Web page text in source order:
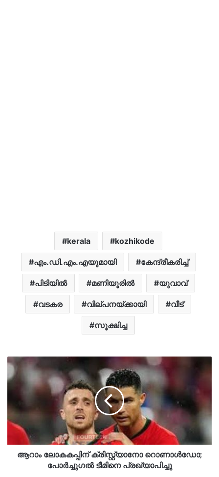
kerala kozhikode
എം.ഡി.എം.എയുമായി കേന്ദ്രീകരിച്ച്
പിടിയിൽ മണിയൂരിൽ യുവാവ്
വടകര വില്പനയ്ക്കായി വീട്
സൂക്ഷിച്ച
ആറാം ലോകകപ്പിന് ക്രിസ്റ്റ്യാനോ റൊണാൾഡോ;
പോർച്ചുഗൽ ടീമിനെ പ്രഖ്യാപിച്ചു